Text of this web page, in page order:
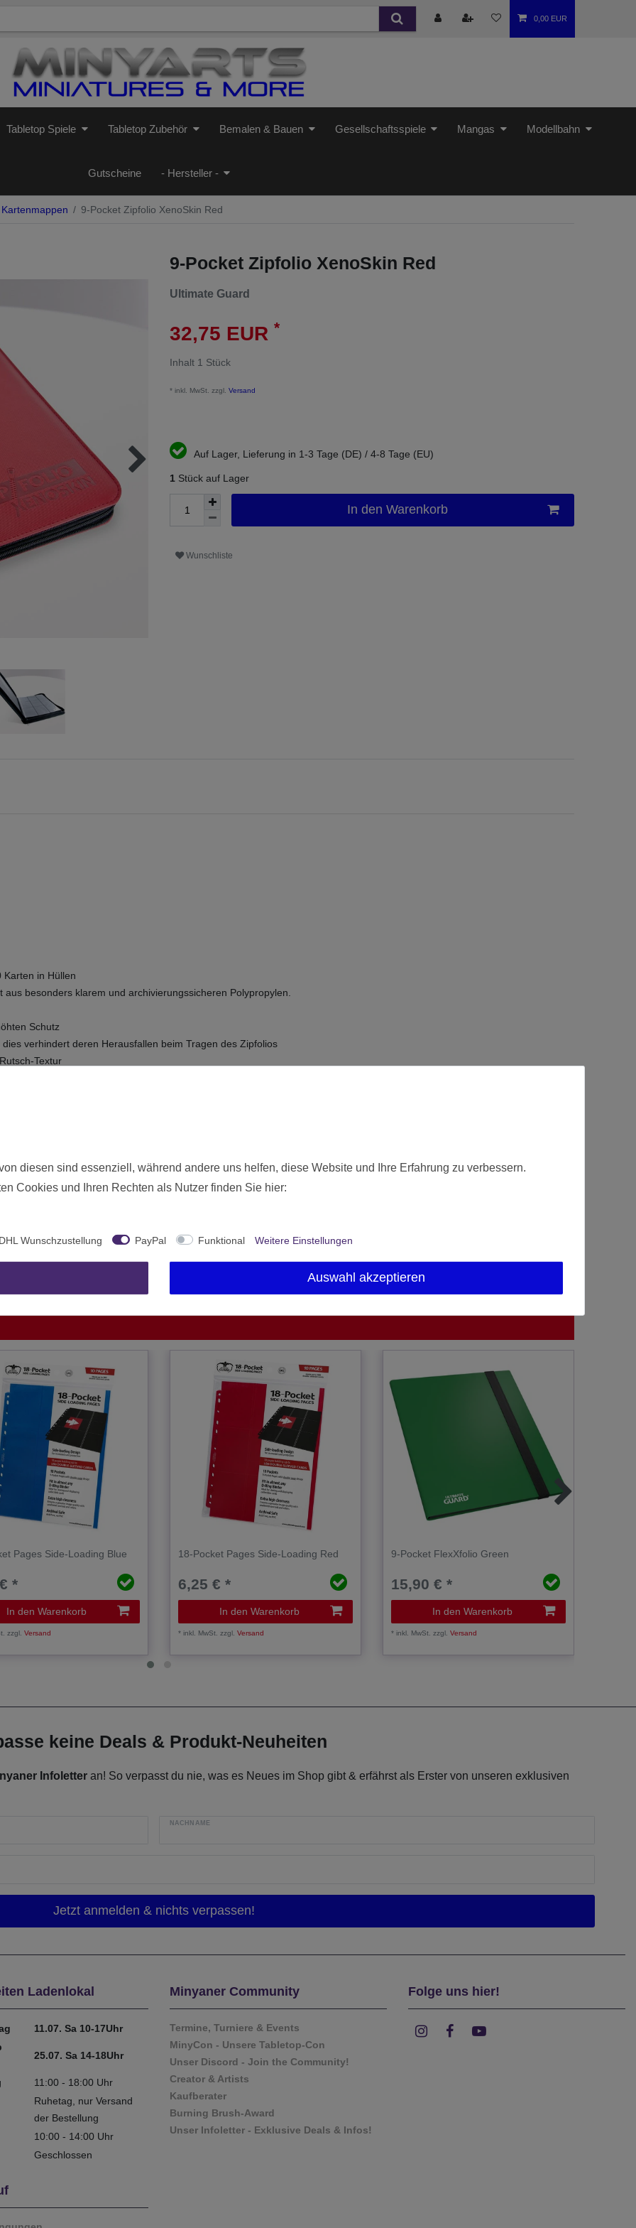
0,00 EUR
Tabletop Spiele Tabletop Zubehör Bemalen & Bauen Gesellschaftsspiele Mangas Modellbahn
Gutscheine - Hersteller -
Kartenmappen 9-Pocket Zipfolio XenoSkin Red
9-Pocket Zipfolio XenoSkin Red
Ultimate Guard
32,75 EUR *
Inhalt 1 Stück
* inkl. MwSt. zzgl. Versand
Auf Lager, Lieferung in 1-3 Tage (DE) / 4-8 Tage (EU)
1 Stück auf Lager
In den Warenkorb
Wunschliste
Karten in Hüllen
besonders klarem und archivierungssicheren Polypropylen.
Schutz
verhindert deren Herausfallen beim Tragen des Zipfolios
Textur
Neu
1266
Ultimate Guard
Deutschland
Pages Side-Loading Blue
*
In den Warenkorb
zzgl.Versand
18-Pocket Pages Side-Loading Red
6,25 € *
In den Warenkorb
*inkl. MwSt. zzgl.Versand
9-Pocket FlexXfolio Green
15,90 € *
In den Warenkorb
*inkl. MwSt. zzgl.Versand
keine Deals & Produkt-Neuheiten
Infoletter an! So verpasst du nie, was es Neues im Shop gibt & erfährst als Erster von unseren exklusiven
NACHNAME
Ladenlokal
11.07. Sa 10-17Uhr
25.07. Sa 14-18Uhr
11:00 - 18:00 Uhr
Ruhetag, nur Versand
der Bestellung
10:00 - 14:00 Uhr
Geschlossen
Minyaner Community
Termine, Turniere & Events
MinyCon - Unsere Tabletop-Con
Unser Discord - Join the Community!
Creator & Artists
Kaufberater
Burning Brush-Award
Unser Infoletter - Exklusive Deals & Infos!
Folge uns hier!
diesen sind essenziell, während andere uns helfen, diese Website und Ihre Erfahrung zu verbessern.
Cookies und Ihren Rechten als Nutzer finden Sie hier:
DHL Wunschzustellung PayPal Funktional Weitere Einstellungen
Auswahl akzeptieren